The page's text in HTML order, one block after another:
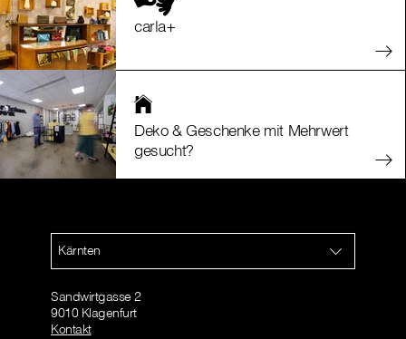
carla+
Deko & Geschenke mit Mehrwert
gesucht?
Kärnten
Sandwirtgasse 2
9010 Klagenfurt
Kontakt